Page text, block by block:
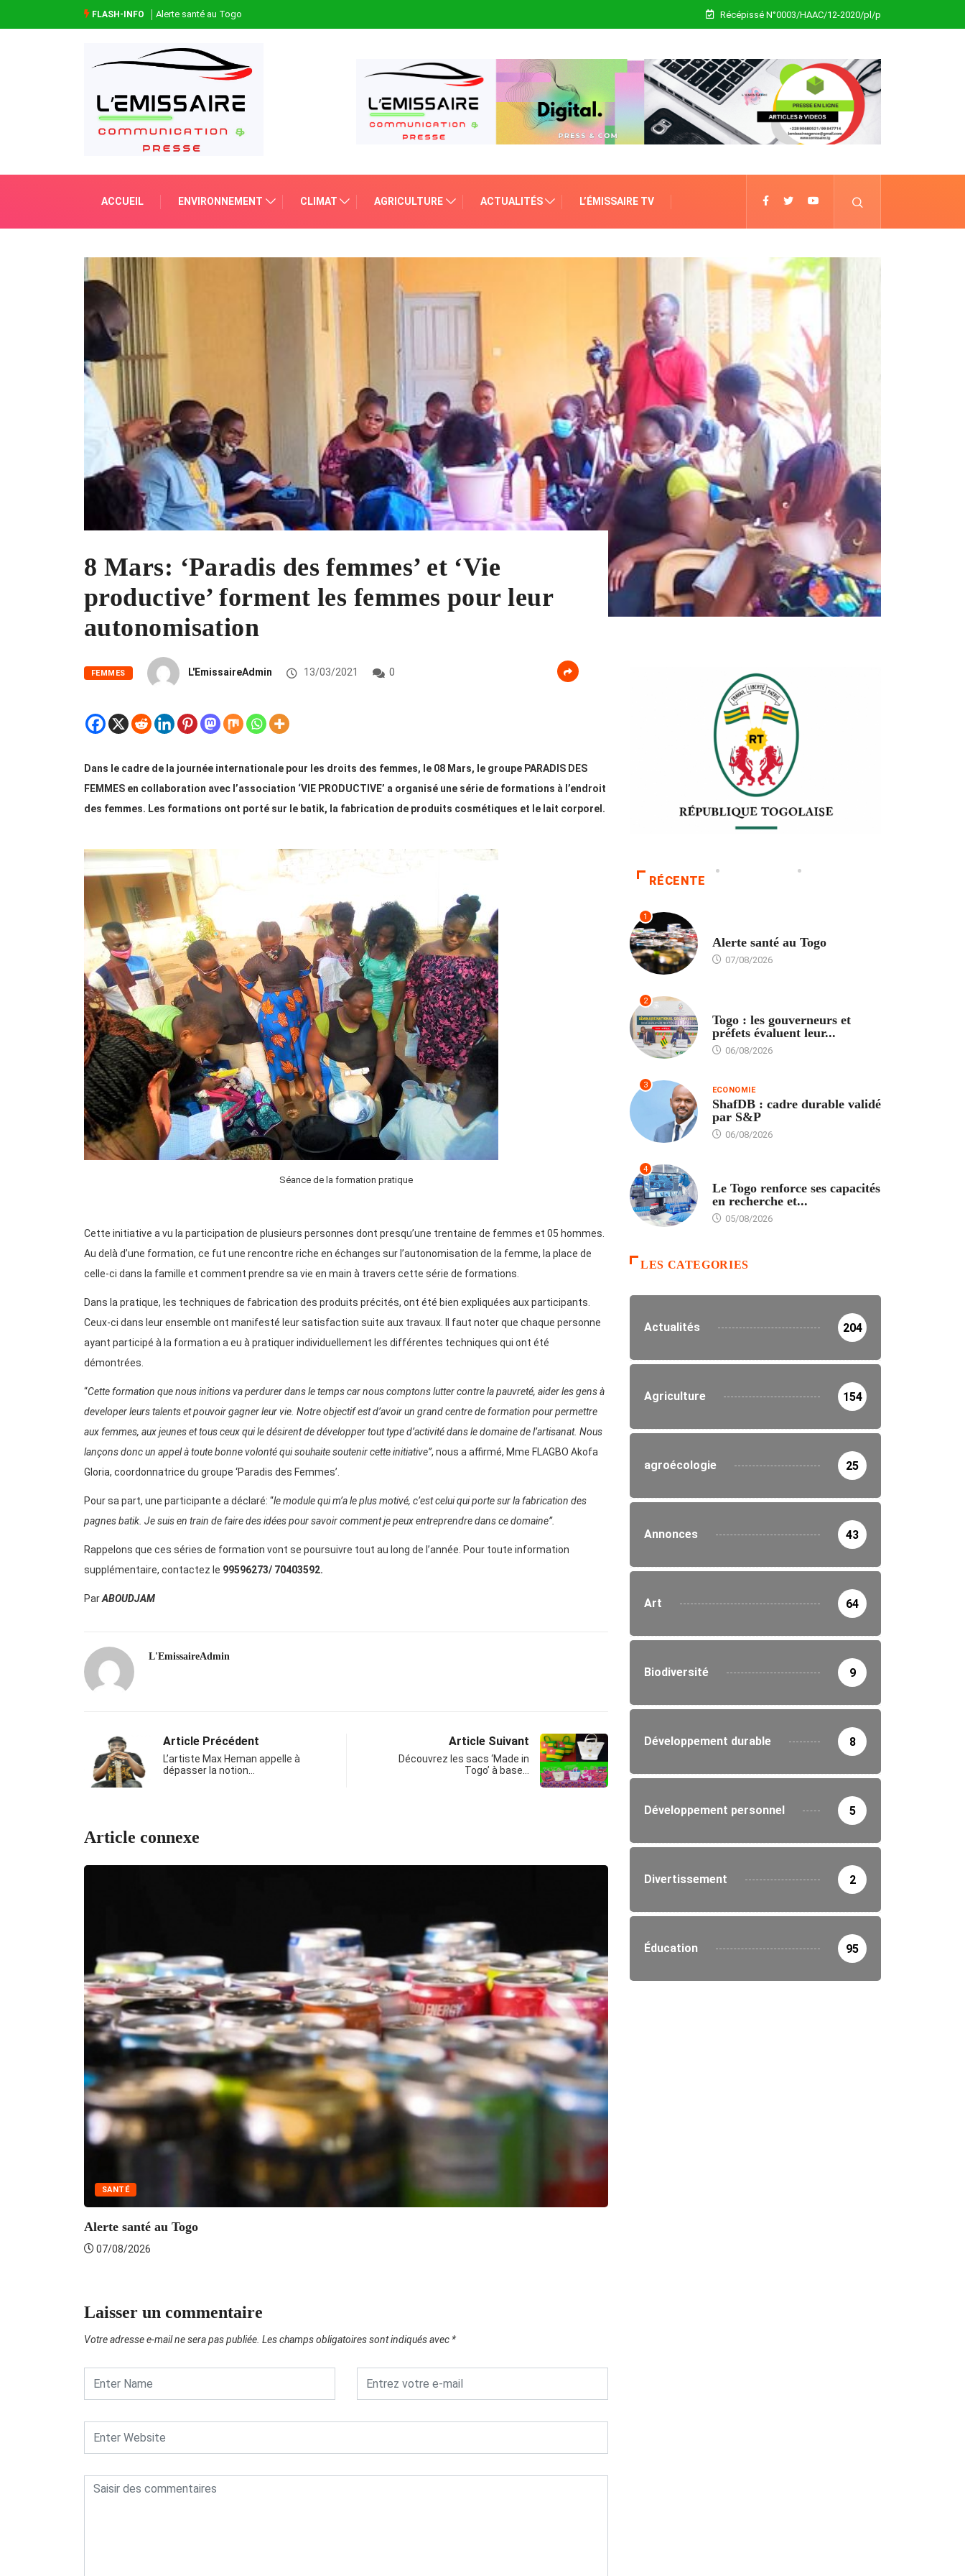
FLASH-INFO Alerte santé au Togo Récépissé N°0003/HAAC/12-2020/pl/p
ACCUEIL ENVIRONNEMENT CLIMAT AGRICULTURE ACTUALITÉS L’ÉMISSAIRE TV
8 Mars: ‘Paradis des femmes’ et ‘Vie
productive’ forment les femmes pour leur
autonomisation
FEMMES L'EmissaireAdmin 13/03/2021 0
Dans le cadre de la journée internationale pour les droits des femmes, le 08 Mars, le groupe PARADIS DES
FEMMES en collaboration avec l’association ‘VIE PRODUCTIVE’ a organisé une série de formations à l’endroit
des femmes. Les formations ont porté sur le batik, la fabrication de produits cosmétiques et le lait corporel.
Séance de la formation pratique
Cette initiative a vu la participation de plusieurs personnes dont presqu’une trentaine de femmes et 05 hommes.
Au delà d’une formation, ce fut une rencontre riche en échanges sur l’autonomisation de la femme, la place de
celle-ci dans la famille et comment prendre sa vie en main à travers cette série de formations.
Dans la pratique, les techniques de fabrication des produits précités, ont été bien expliquées aux participants.
Ceux-ci dans leur ensemble ont manifesté leur satisfaction suite aux travaux. Il faut noter que chaque personne
ayant participé à la formation a eu à pratiquer individuellement les différentes techniques qui ont été
démontrées.
“Cette formation que nous initions va perdurer dans le temps car nous comptons lutter contre la pauvreté, aider les gens à
developer leurs talents et pouvoir gagner leur vie. Notre objectif est d’avoir un grand centre de formation pour permettre
aux femmes, aux jeunes et tous ceux qui le désirent de développer tout type d’activité dans le domaine de l’artisanat. Nous
lançons donc un appel à toute bonne volonté qui souhaite soutenir cette initiative”, nous a affirmé, Mme FLAGBO Akofa
Gloria, coordonnatrice du groupe ‘Paradis des Femmes’.
Pour sa part, une participante a déclaré: “le module qui m’a le plus motivé, c’est celui qui porte sur la fabrication des
pagnes batik. Je suis en train de faire des idées pour savoir comment je peux entreprendre dans ce domaine”.
Rappelons que ces séries de formation vont se poursuivre tout au long de l’année. Pour toute information
supplémentaire, contactez le 99596273/ 70403592.
ParABOUDJAM
L'EmissaireAdmin
Article Précédent
L’artiste Max Heman appelle à
dépasser la notion…
Article Suivant
Découvrez les sacs ‘Made in
Togo’ à base…
Article connexe
SANTÉ
Alerte santé au Togo
07/08/2026
Laisser un commentaire
Votre adresse e-mail ne sera pas publiée. Les champs obligatoires sont indiqués avec *
RÉCENTE
1
Alerte santé au Togo
07/08/2026
2
Togo : les gouverneurs et
préfets évaluent leur...
06/08/2026
3 ECONOMIE
ShafDB : cadre durable validé
par S&P
06/08/2026
4
Le Togo renforce ses capacités
en recherche et...
05/08/2026
LES CATEGORIES
Actualités 204
Agriculture 154
agroécologie 25
Annonces 43
Art 64
Biodiversité 9
Développement durable 8
Développement personnel 5
Divertissement 2
Éducation 95